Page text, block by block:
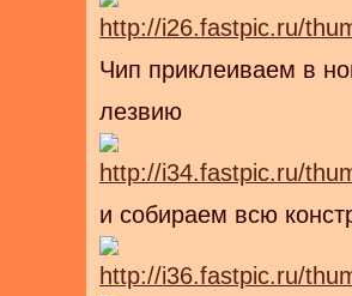
Чип приклеиваем в
лезвию
и собираем всю